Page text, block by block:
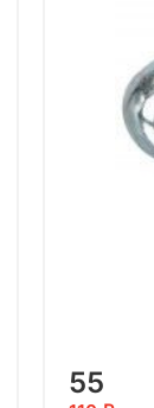
55